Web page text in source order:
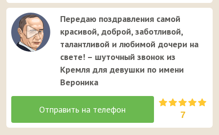
Передаю поздравления самой
красивой, доброй, заботливой,
талантливой и любимой дочери на
свете! – шуточный звонок из
Кремля для девушки по имени
Вероника
7